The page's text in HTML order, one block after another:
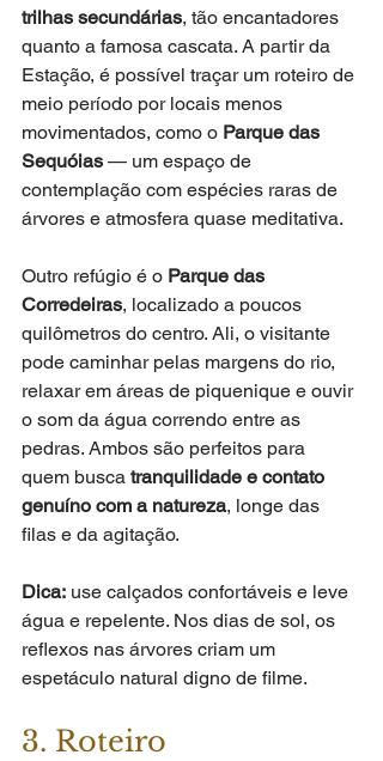
trilhas secundárias, tão encantadores
quanto a famosa cascata. A partir da
Estação, é possível traçar um roteiro de
meio período por locais menos
movimentados, como o Parque das
Sequóias — um espaço de
contemplação com espécies raras de
árvores e atmosfera quase meditativa.
Outro refúgio é o Parque das
Corredeiras, localizado a poucos
quilômetros do centro. Ali, o visitante
pode caminhar pelas margens do rio,
relaxar em áreas de piquenique e ouvir
o som da água correndo entre as
pedras. Ambos são perfeitos para
quem busca tranquilidade e contato
genuíno com a natureza, longe das
filas e da agitação.
Dica: use calçados confortáveis e leve
água e repelente. Nos dias de sol, os
reflexos nas árvores criam um
espetáculo natural digno de filme.
3. Roteiro